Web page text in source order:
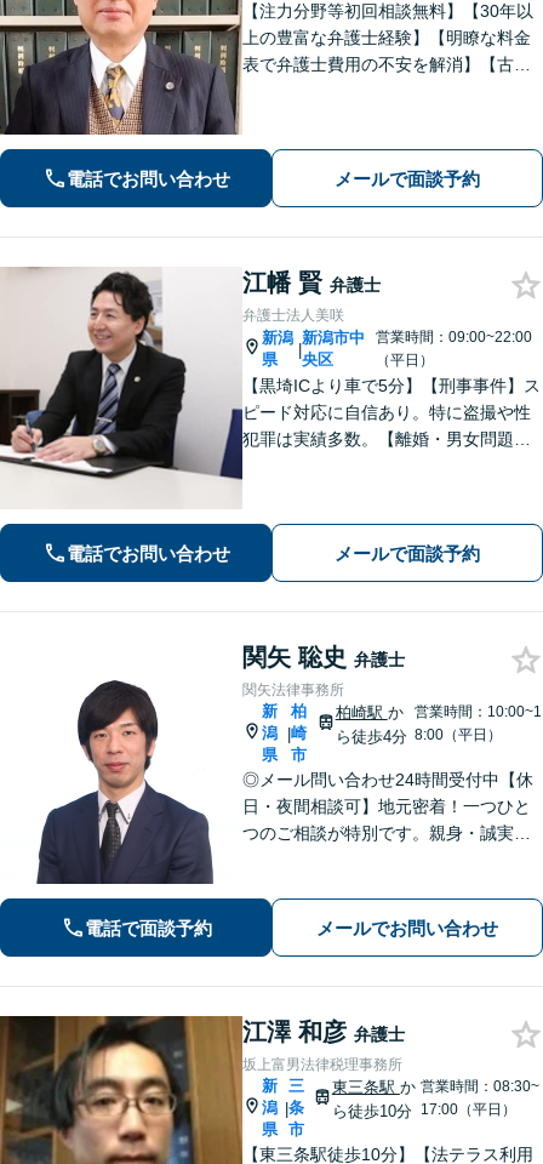
【注力分野等初回相談無料】【30年以
上の豊富な弁護士経験】【明瞭な料金
表で弁護士費用の不安を解消】【古町
電話でお問い合わせ メールで面談予約
江幡 賢 弁護士
弁護士法人美咲
新潟
県
|
新潟市中
央区
営業時間：09:00~22:00
（平日）
【黒埼ICより車で5分】【刑事事件】ス
ピード対応に自信あり。特に盗撮や性
犯罪は実績多数。【離婚・男女問題】
電話でお問い合わせ メールで面談予約
関矢 聡史 弁護士
関矢法律事務所
新
潟
県
|
柏
崎
市
柏崎駅 か
ら徒歩4分
営業時間：10:00~1
8:00（平日）
◎メール問い合わせ24時間受付中【休
日・夜間相談可】地元密着！一つひと
つのご相談が特別です。親身・誠実な
応。まずはご相談ください【柏崎駅4分
｜近隣駐車場あり｜弁護士歴10年以
電話で面談予約 メールでお問い合わせ
江澤 和彦 弁護士
坂上富男法律税理事務所
新
潟
県
|
三
条
市
東三条駅 か
ら徒歩10分
営業時間：08:30~
17:00（平日）
【東三条駅徒歩10分】【法テラス利用